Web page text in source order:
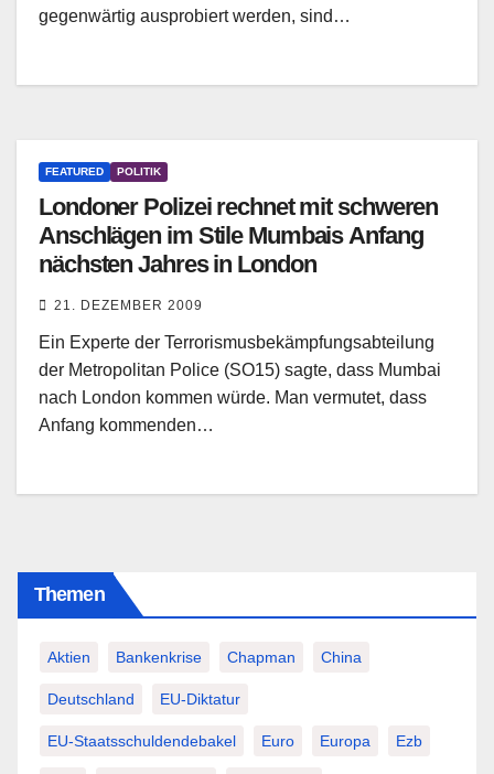
gegenwärtig ausprobiert werden, sind…
FEATURED POLITIK
Londoner Polizei rechnet mit schweren
Anschlägen im Stile Mumbais Anfang
nächsten Jahres in London
21. DEZEMBER 2009
Ein Experte der Terrorismusbekämpfungsabteilung
der Metropolitan Police (SO15) sagte, dass Mumbai
nach London kommen würde. Man vermutet, dass
Anfang kommenden…
Themen
Aktien Bankenkrise Chapman China
Deutschland EU-Diktatur
EU-Staatsschuldendebakel Euro Europa Ezb